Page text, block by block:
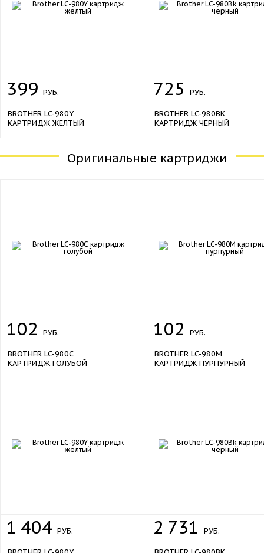
399 РУБ.
BROTHER LC-980Y
КАРТРИДЖ ЖЕЛТЫЙ
725 РУБ.
BROTHER LC-980BK
КАРТРИДЖ ЧЕРНЫЙ
Оригинальные картриджи
102 РУБ.
BROTHER LC-980C
КАРТРИДЖ ГОЛУБОЙ
102 РУБ.
BROTHER LC-980M
КАРТРИДЖ ПУРПУРНЫЙ
1 404 РУБ. 2 731 РУБ.